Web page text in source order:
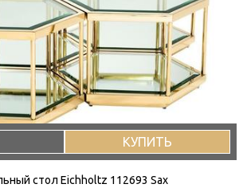
КУПИТЬ
стол Eichholtz 112693 Sax